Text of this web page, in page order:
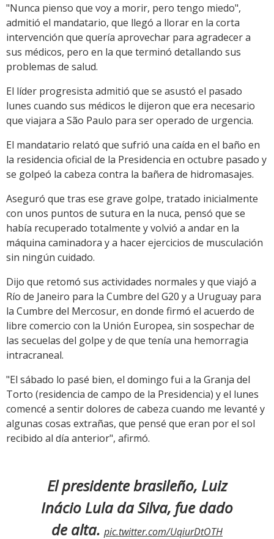
"Nunca pienso que voy a morir, pero tengo miedo",
admitió el mandatario, que llegó a llorar en la corta
intervención que quería aprovechar para agradecer a
sus médicos, pero en la que terminó detallando sus
problemas de salud.
El líder progresista admitió que se asustó el pasado
lunes cuando sus médicos le dijeron que era necesario
que viajara a São Paulo para ser operado de urgencia.
El mandatario relató que sufrió una caída en el baño en
la residencia oficial de la Presidencia en octubre pasado y
se golpeó la cabeza contra la bañera de hidromasajes.
Aseguró que tras ese grave golpe, tratado inicialmente
con unos puntos de sutura en la nuca, pensó que se
había recuperado totalmente y volvió a andar en la
máquina caminadora y a hacer ejercicios de musculación
sin ningún cuidado.
Dijo que retomó sus actividades normales y que viajó a
Río de Janeiro para la Cumbre del G20 y a Uruguay para
la Cumbre del Mercosur, en donde firmó el acuerdo de
libre comercio con la Unión Europea, sin sospechar de
las secuelas del golpe y de que tenía una hemorragia
intracraneal.
"El sábado lo pasé bien, el domingo fui a la Granja del
Torto (residencia de campo de la Presidencia) y el lunes
comencé a sentir dolores de cabeza cuando me levanté y
algunas cosas extrañas, que pensé que eran por el sol
recibido al día anterior", afirmó.
El presidente brasileño, Luiz
Inácio Lula da Silva, fue dado
de alta. pic.twitter.com/UqiurDtOTH